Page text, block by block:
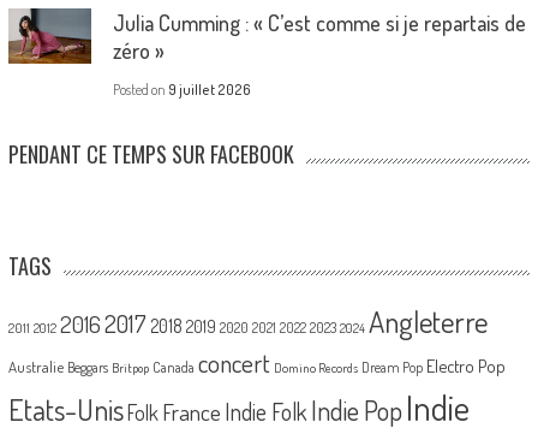
Julia Cumming : « C’est comme si je repartais de
zéro »
Posted on 9 juillet 2026
PENDANT CE TEMPS SUR FACEBOOK
TAGS
2011 2012 20162017 2018 2019 2020 2021 2022 2023 2024 Angleterre
Australie Beggars Britpop Canada concert Domino Records Dream Pop Electro Pop
Etats-UnisFolk France Indie Folk Indie PopIndie